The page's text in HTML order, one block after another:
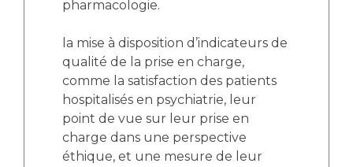
pharmacologie.
la mise à disposition d’indicateurs de
qualité de la prise en charge,
comme la satisfaction des patients
hospitalisés en psychiatrie, leur
point de vue sur leur prise en
charge dans une perspective
éthique, et une mesure de leur